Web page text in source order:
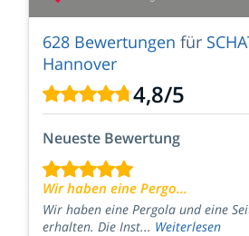
628 Bewertungen für
Hannover
4,8/5
Neueste Bewertung
Wir haben eine Pergo...
Wir haben eine Pergola und eine
erhalten. Die Inst... Weiterlesen